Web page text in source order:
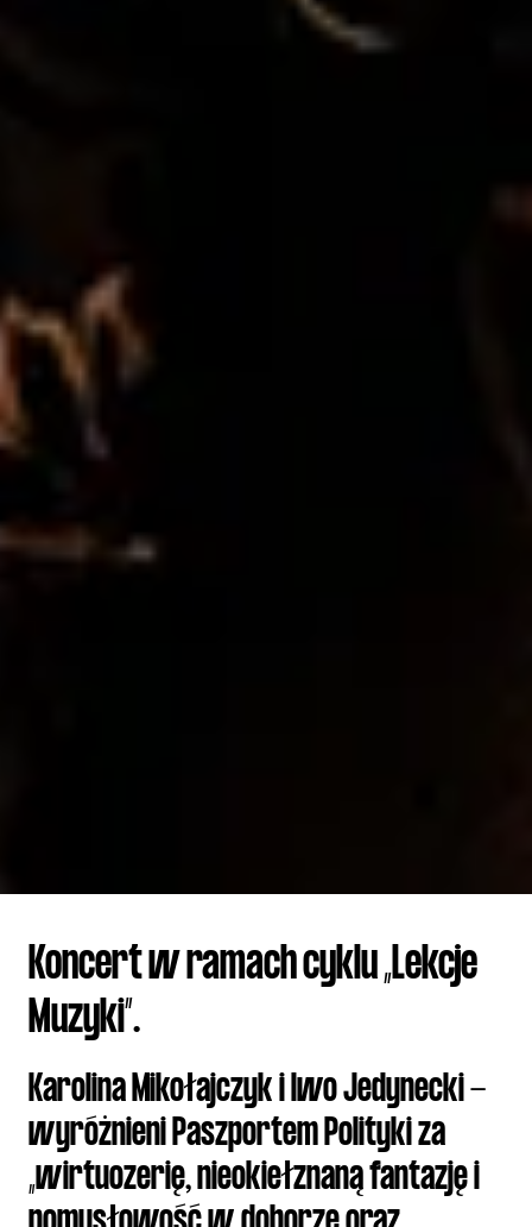
Koncert w ramach cyklu „Lekcje
Muzyki”.
Karolina Mikołajczyk i Iwo Jedynecki -
wyróżnieni Paszportem Polityki za
„wirtuozerię, nieokiełznaną fantazję i